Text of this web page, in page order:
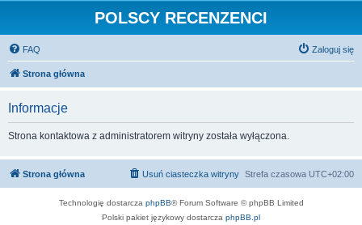
POLSCY RECENZENCI
FAQ Zaloguj się
Strona główna
Informacje
Strona kontaktowa z administratorem witryny została wyłączona.
Strona główna Strefa czasowa UTC+02:00
Usuń ciasteczka witryny
Technologię dostarcza phpBB® Forum Software © phpBB Limited
Polski pakiet językowy dostarcza phpBB.pl